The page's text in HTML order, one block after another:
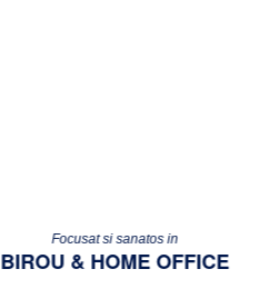
Focusat si sanatos in
BIROU & HOME OFFICE